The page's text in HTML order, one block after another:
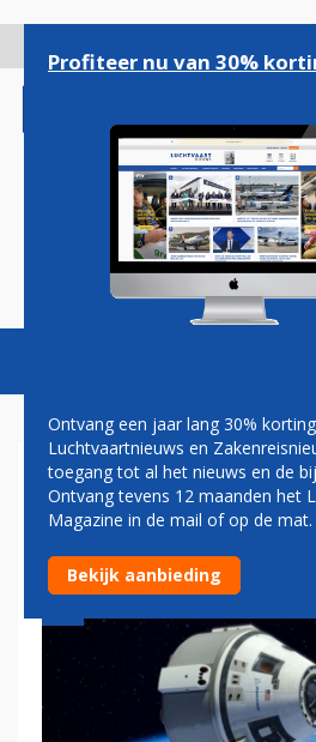
gaan
Magazine Podcasts
BOEING MAG
SPACESHUTTLE
Profiteer nu van 30%
Ontvang een jaar lang 30%
Luchtvaartnieuws en
toegang tot al het nieuws en de
Ontvang tevens 12 maanden het
Magazine in de mail of op de mat.
Bekijk aanbieding